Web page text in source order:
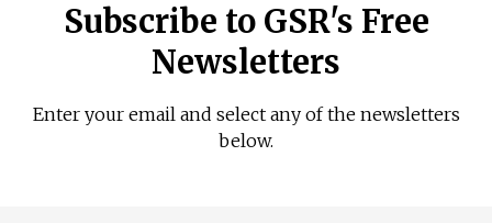
Subscribe to GSR's Free
Newsletters
Enter your email and select any of the newsletters
below.